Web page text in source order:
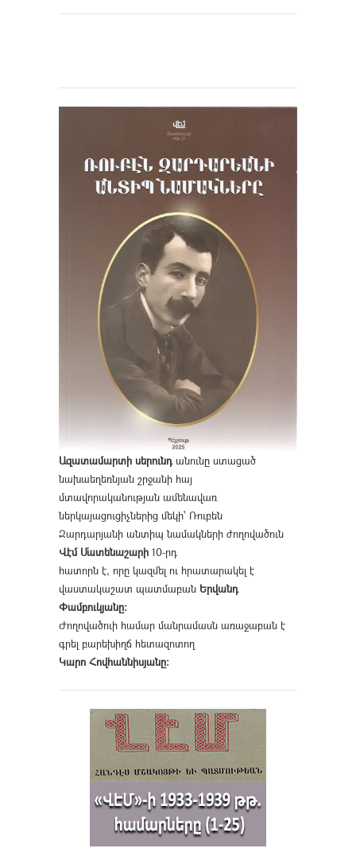
Ազատամարտի սերունդանունը ստացած
նախաեղեռնյան շրջանի հայ
մտավորականության ամենավառ
ներկայացուցիչներից մեկի՝ Ռուբեն
Զարդարյանի անտիպ նամակների ժողովածուն
Վէմ Մատենաշարի 10-րդ
հատորն է, որը կազմել ու հրատարակել է
վաստակաշատ պատմաբան Երվանդ
Փամբուկյանը։
Ժողովածուի համար մանրամասն առաջաբան է
գրել բարեխիղճ հետազոտող
Կարո Հովհաննիսյանը։